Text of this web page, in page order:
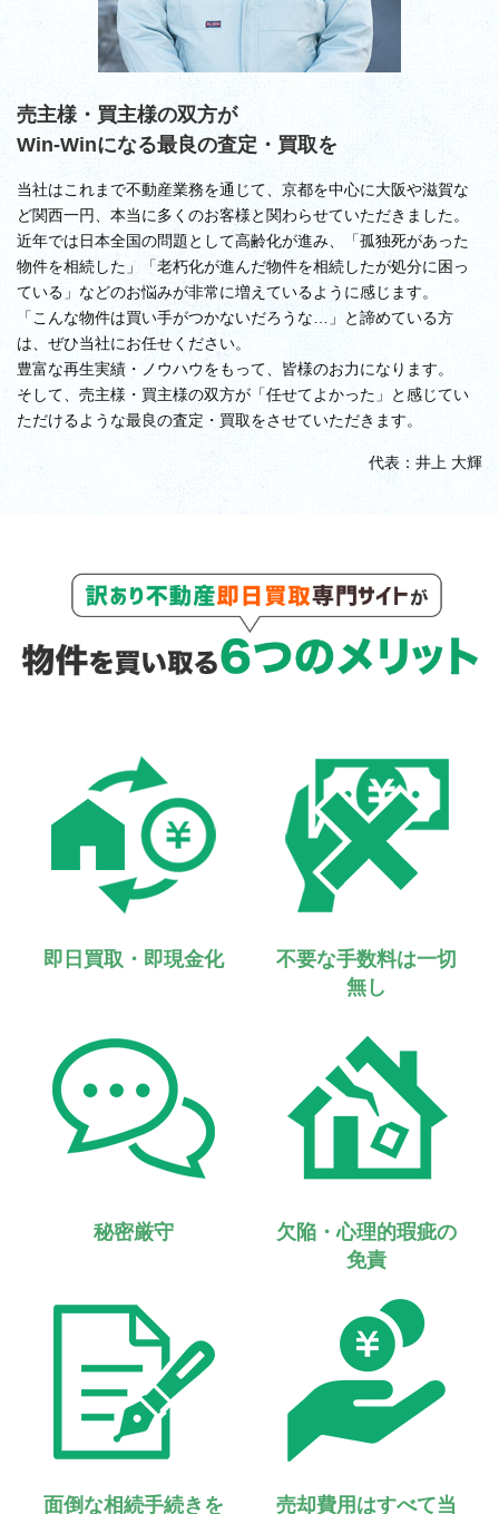
売主様・買主様の双方が
Win-Winになる最良の査定・買取を
当社はこれまで不動産業務を通じて、京都を中心に大阪や滋賀な
ど関西一円、本当に多くのお客様と関わらせていただきました。
近年では日本全国の問題として高齢化が進み、「孤独死があった
物件を相続した」「老朽化が進んだ物件を相続したが処分に困っ
ている」などのお悩みが非常に増えているように感じます。
「こんな物件は買い手がつかないだろうな…」と諦めている方
は、ぜひ当社にお任せください。
豊富な再生実績・ノウハウをもって、皆様のお力になります。
そして、売主様・買主様の双方が「任せてよかった」と感じてい
ただけるような最良の査定・買取をさせていただきます。
代表：井上 大輝
即日買取・即現金化
不要な手数料は一切
無し
秘密厳守
欠陥・心理的瑕疵の
免責
面倒な相続手続きを
売却費用はすべて当